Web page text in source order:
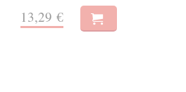
13,29 €